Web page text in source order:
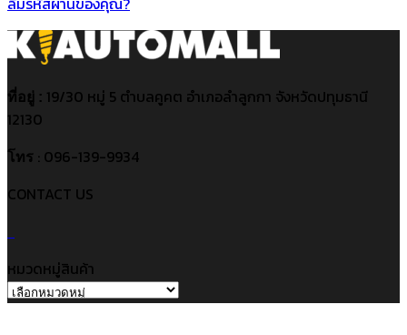
ที่อยู่ : 19/30 หมู่ 5 ตำบลคูคต อำเภอลำลูกกา จังหวัดปทุมธานี
12130
โทร : 096-139-9934
CONTACT US
หมวดหมู่สินค้า